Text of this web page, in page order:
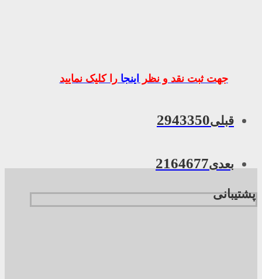
جهت ثبت نقد و نظر اینجارا کلیک نمایید
قبلی2943350
بعدی2164677
پشتیبانی